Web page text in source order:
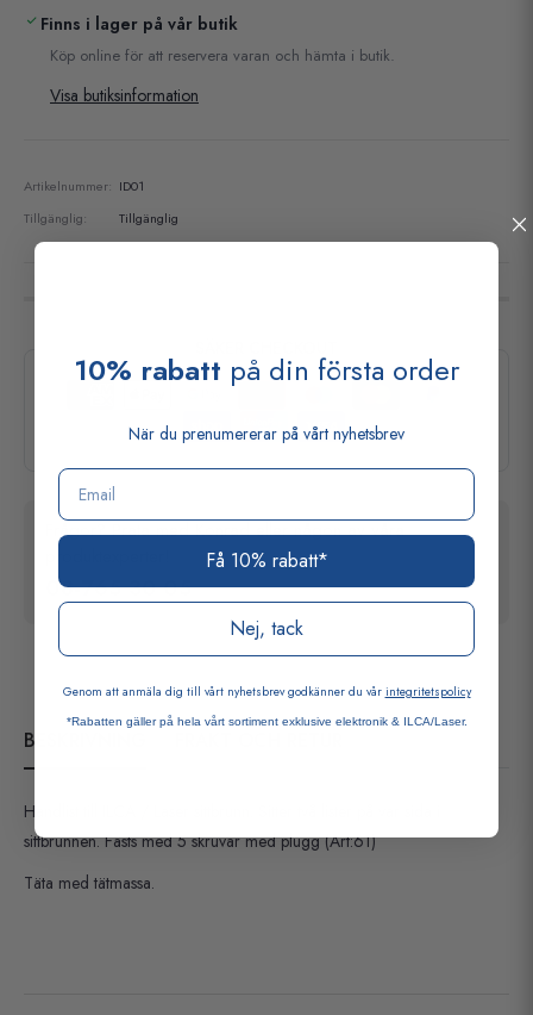
Finns i lager på vår butik
Köp online för att reservera varan och hämta i butik.
Visa butiksinformation
Artikelnummer: ID01
Tillgänglig:
Tillgänglig
Frågor? Prata med Konrad eller någon av våra
08-765 30 05
BESKRIVNING
Handlist till ILCA / Laser sittbrunn. Sitter två lister på var sida i
sittbrunnen. Fästs med 5 skruvar med plugg (Art:61)
Täta med tätmassa.
10% rabatt på din första order
När du prenumererar på vårt nyhetsbrev
Email
Få 10% rabatt*
Nej, tack
Genom att anmäla dig till vårt nyhetsbrev godkänner du vår integritetspolicy
*Rabatten gäller på hela vårt sortiment exklusive elektronik & ILCA/Laser.